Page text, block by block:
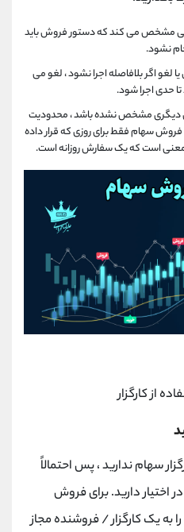
مشخص می کند که دستور فروش باید
نشود.
اگر بلافاصله اجرا نشود ، لغو می
حدی اجرا شود.
دیگری مشخص نشده باشد ، محدودیت
سهام فقط برای روزی که قرار داده
است که یک سفارش روزانه است.
از کارگزار
سهام ندارید ، پس احتمالاً
اختیار دارید. برای فروش
به یک کارگزار / فروشنده مجاز